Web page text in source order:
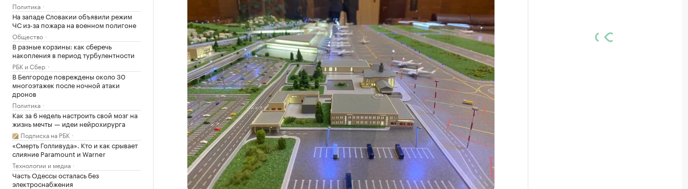
Политика
На западе Словакии объявили режим
ЧС из-за пожара на военном полигоне
Общество
В разные корзины: как сберечь
накопления в период турбулентности
РБК и Сбер
В Белгороде повреждены около 30
многоэтажек после ночной атаки
дронов
Политика
Как за 6 недель настроить свой мозг на
жизнь мечты — идеи нейрохирурга
Подписка на РБК
«Смерть Голливуда». Кто и как срывает
слияние Paramount и Warner
Технологии и медиа
Часть Одессы осталась без
электроснабжения